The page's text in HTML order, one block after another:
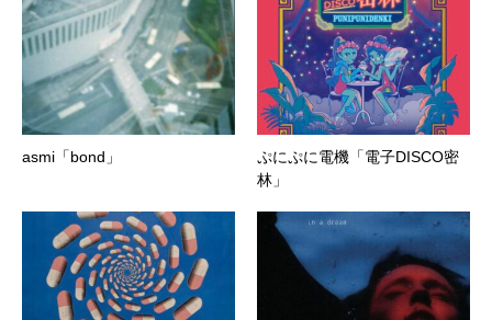
asmi「bond」
ぷにぷに電機「電子DISCO密
林」